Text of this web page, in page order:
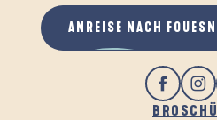
ANREISE NACH